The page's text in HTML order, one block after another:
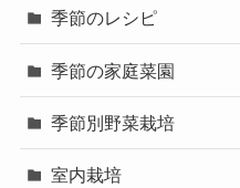
季節のレシピ
季節の家庭菜園
季節別野菜栽培
室内栽培